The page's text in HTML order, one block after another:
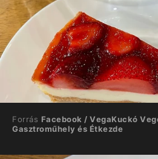
Forrás Facebook / VegaKuckó
Gasztroműhely és Étkezde